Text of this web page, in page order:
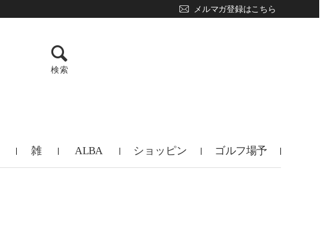
雑 ALBA ショッピン ゴルフ場予
メルマガ登録はこちら
検索